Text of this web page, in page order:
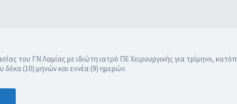
του ΓΝ Λαμίας με ιδιώτη ιατρό ΠΕ Χειρουργικής για τρίμηνο,
δέκα (10) μηνών και εννέα (9) ημερών.